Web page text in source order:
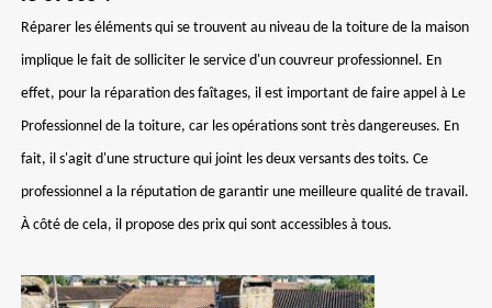
Réparer les éléments qui se trouvent au niveau de la toiture de la maison
implique le fait de solliciter le service d'un couvreur professionnel. En
effet, pour la réparation des faîtages, il est important de faire appel à Le
Professionnel de la toiture, car les opérations sont très dangereuses. En
fait, il s'agit d'une structure qui joint les deux versants des toits. Ce
professionnel a la réputation de garantir une meilleure qualité de travail.
À côté de cela, il propose des prix qui sont accessibles à tous.